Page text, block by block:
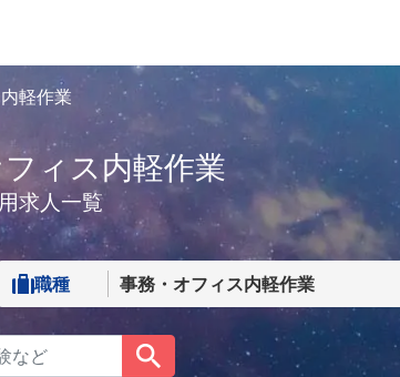
軽作業
ィス内軽作業
求人一覧
職種 事務・オフィス内軽作業